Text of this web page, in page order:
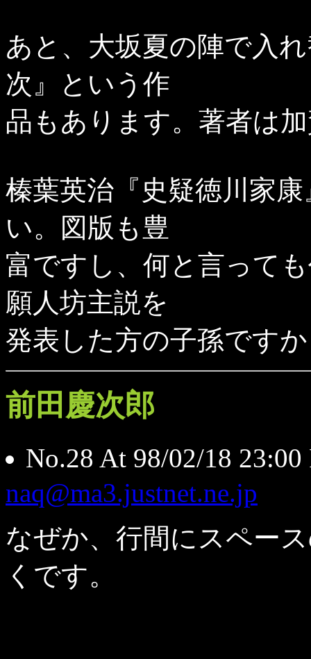
あと、大坂夏の陣で入
次』という作
品もあります。著者は
榛葉英治『史疑徳川家
い。図版も豊
富ですし、何と言って
願人坊主説を
発表した方の子孫です
前田慶次郎
No.28 At 98/02/18
naq@ma3.justnet.ne.jp
なぜか、行間にスペー
くです。